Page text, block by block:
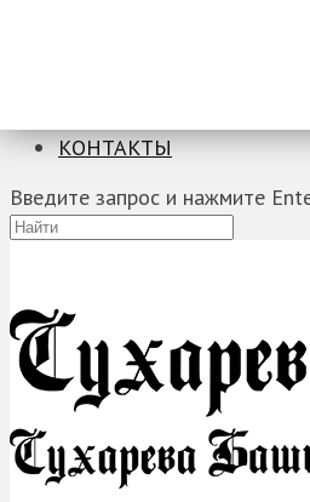
КОНТАКТЫ
Введите запрос и нажмите